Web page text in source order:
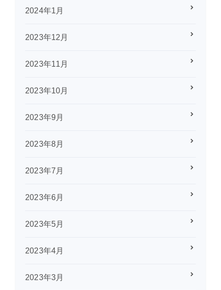
2024年1月
2023年12月
2023年11月
2023年10月
2023年9月
2023年8月
2023年7月
2023年6月
2023年5月
2023年4月
2023年3月